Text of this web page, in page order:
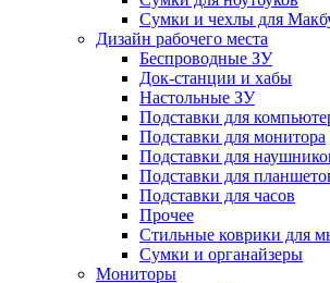
Сумки и чехлы для
Дизайн рабочего места
Беспроводные ЗУ
Док-станции и хабы
Настольные ЗУ
Подставки для
Подставки для монитора
Подставки для
Подставки для
Подставки для часов
Прочее
Стильные коврики для
Сумки и органайзеры
Мониторы